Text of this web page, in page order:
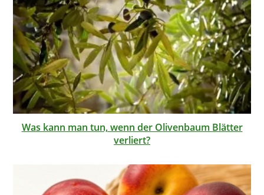
Was kann man tun, wenn der Olivenbaum Blätter
verliert?